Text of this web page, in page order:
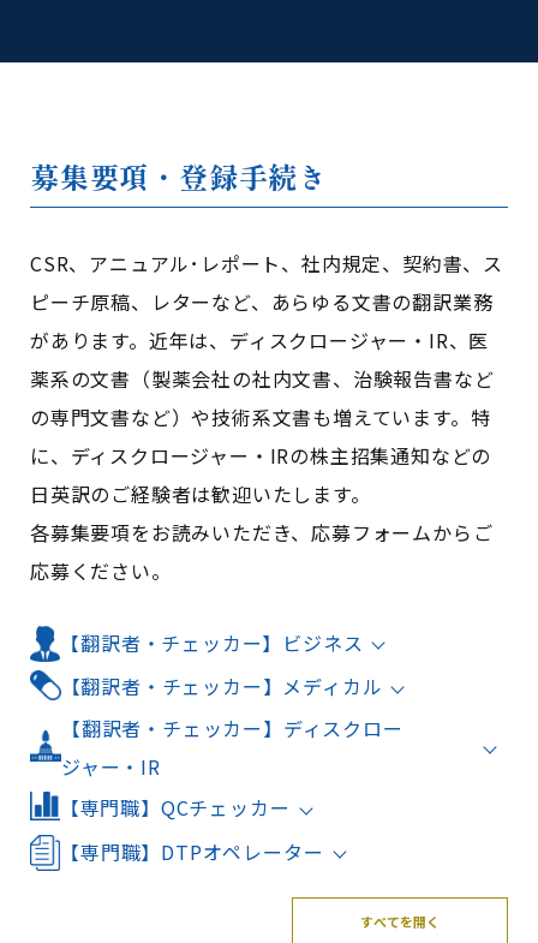
募集要項・登録手続き
CSR、アニュアル･レポート、社内規定、契約書、ス
ピーチ原稿、レターなど、あらゆる文書の翻訳業務
があります。近年は、ディスクロージャー・IR、医
薬系の文書（製薬会社の社内文書、治験報告書など
の専門文書など）や技術系文書も増えています。特
に、ディスクロージャー・IRの株主招集通知などの
日英訳のご経験者は歓迎いたします。
各募集要項をお読みいただき、応募フォームからご
応募ください。
【翻訳者・チェッカー】ビジネス
【翻訳者・チェッカー】メディカル
【翻訳者・チェッカー】ディスクロー
ジャー・IR
【専門職】QCチェッカー
【専門職】DTPオペレーター
すべてを開く